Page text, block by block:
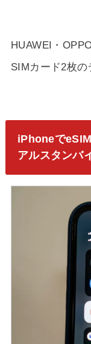
HUAWEI・
SIMカード2枚の
iPhoneで
アルスタンバ